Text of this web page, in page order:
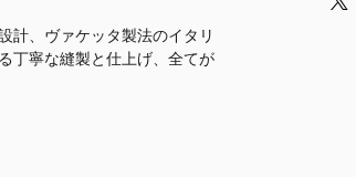
計、ヴァケッタ製法のイタリ
丁寧な縫製と仕上げ、全てが